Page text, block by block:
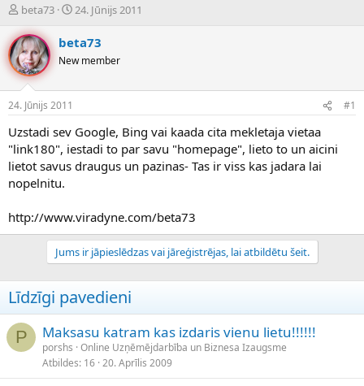
P
v
e
d
i
n
u
z
s
ā
ē
beta73
S
k
m
a
t
u
m
s
24. Jūnijs 2011
beta73
New member
24. Jūnijs 2011 #1
Uzstadi sev Google, Bing vai kaada cita mekletaja vietaa
"link180", iestadi to par savu "homepage", lieto to un aicini
lietot savus draugus un pazinas- Tas ir viss kas jadara lai
nopelnitu.
http://www.viradyne.com/beta73
Jums ir jāpieslēdzas vai jāreģistrējas, lai atbildētu šeit.
Līdzīgi pavedieni
P Maksasu katram kas izdaris vienu lietu!!!!!!
porshs Online Uzņēmējdarbība un Biznesa Izaugsme
Atbildes 16 20. Aprīlis 2009